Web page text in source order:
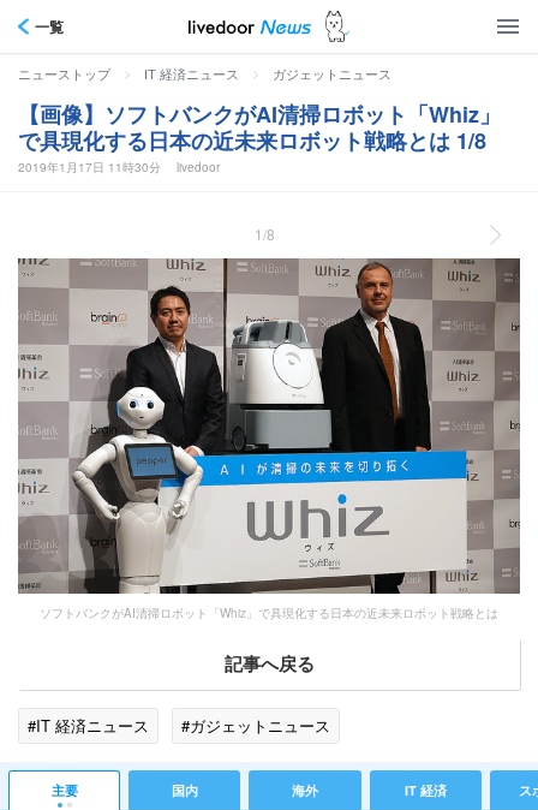
一覧
ニューストップ > IT 経済ニュース > ガジェットニュース
【画像】ソフトバンクがAI清掃ロボット「Whiz」
で具現化する日本の近未来ロボット戦略とは 1/8
2019年1月17日 11時30分 livedoor
1/8
ソフトバンクがAI清掃ロボット「Whiz」で具現化する日本の近未来ロボット戦略とは
記事へ戻る
#IT 経済ニュース #ガジェットニュース
主要 国内 海外 IT 経済 ス